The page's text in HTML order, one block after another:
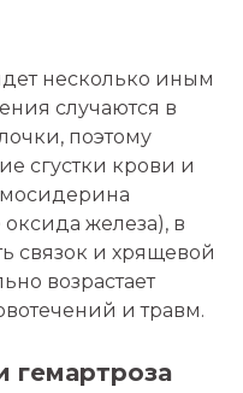
несколько иным
случаются в
поэтому
сгустки крови и
железа), в
связок и хрящевой
возрастает
и травм.
гемартроза